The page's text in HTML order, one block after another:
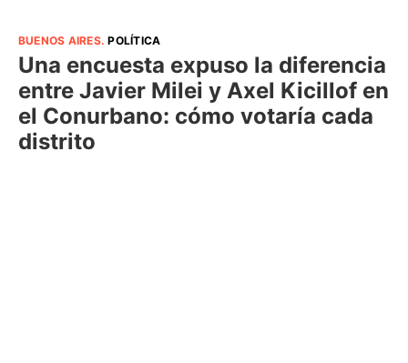
BUENOS AIRES.POLÍTICA
Una encuesta expuso la diferencia
entre Javier Milei y Axel Kicillof en
el Conurbano: cómo votaría cada
distrito